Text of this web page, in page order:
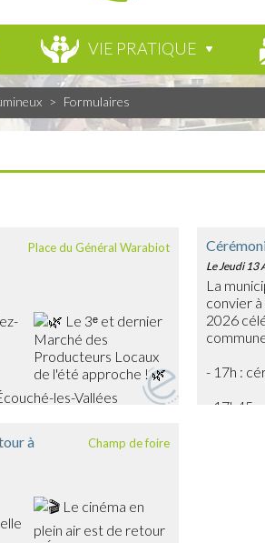
VIE PRATIQUE
> Formulaires
Place du Général Warabiot
les-Vallées
frais, artisanaux et de
légumes, gourmandises…
en musique par
festive et
pour partager un
Le Jeudi 13
La
convier
2026
- 17h :
- 17h45
Champ de foire
à